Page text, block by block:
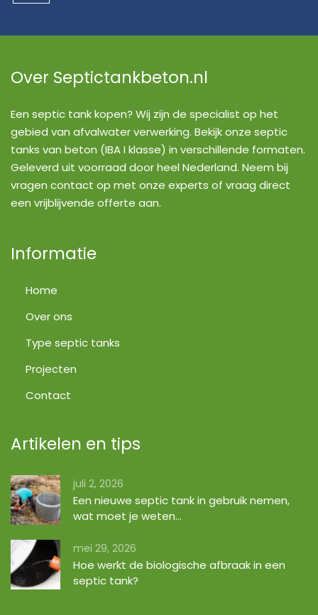
Over Septictankbeton.nl
Een septic tank kopen? Wij zijn de specialist op het
gebied van afvalwater verwerking. Bekijk onze septic
tanks van beton (IBA I klasse) in verschillende formaten.
Geleverd uit voorraad door heel Nederland. Neem bij
vragen contact op met onze experts of vraag direct
een vrijblijvende offerte aan.
Informatie
Home
Over ons
Type septic tanks
Projecten
Contact
Artikelen en tips
juli 2, 2026
Een nieuwe septic tank in gebruik nemen,
wat moet je weten…
mei 29, 2026
Hoe werkt de biologische afbraak in een
septic tank?